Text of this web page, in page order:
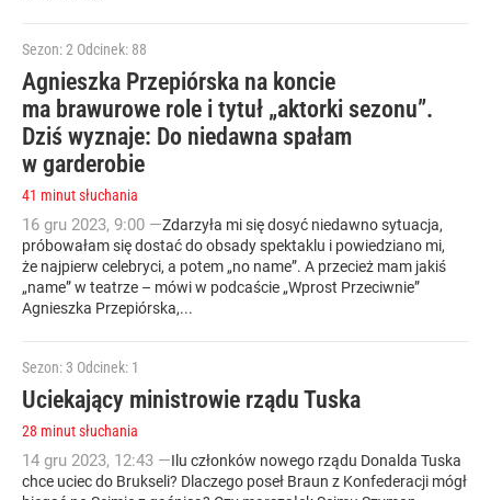
Sezon: 2 Odcinek: 88
Agnieszka Przepiórska na koncie
ma brawurowe role i tytuł „aktorki sezonu”.
Dziś wyznaje: Do niedawna spałam
w garderobie
41 minut słuchania
16 gru 2023, 9:00 —Zdarzyła mi się dosyć niedawno sytuacja,
próbowałam się dostać do obsady spektaklu i powiedziano mi,
że najpierw celebryci, a potem „no name”. A przecież mam jakiś
„name” w teatrze – mówi w podcaście „Wprost Przeciwnie”
Agnieszka Przepiórska,...
Sezon: 3 Odcinek: 1
Uciekający ministrowie rządu Tuska
28 minut słuchania
14 gru 2023, 12:43 —Ilu członków nowego rządu Donalda Tuska
chce uciec do Brukseli? Dlaczego poseł Braun z Konfederacji mógł